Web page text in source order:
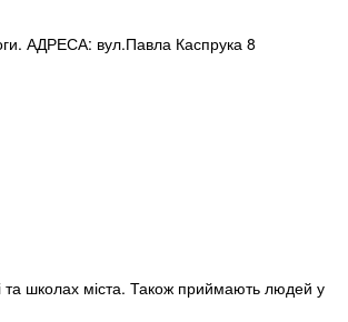
АДРЕСА: вул.Павла Каспрука 8
школах міста. Також приймають людей у